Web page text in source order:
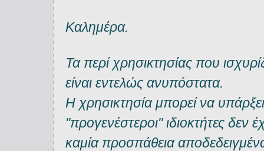
Καλημέρα.
Τα περί χρησικτησίας που
είναι εντελώς ανυπόστατα.
Η χρησικτησία μπορεί να
"προγενέστεροι" ιδιοκτήτες δεν
καμία προσπάθεια